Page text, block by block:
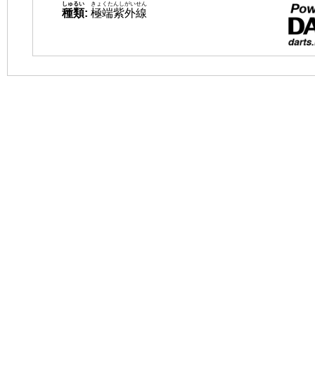
種類
しゅるい
: 極端紫外線
きょくたんしがいせん